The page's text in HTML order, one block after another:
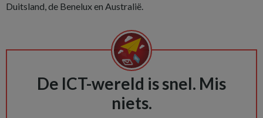
Duitsland, de Benelux en Australië.
De ICT-wereld is snel. Mis
niets.